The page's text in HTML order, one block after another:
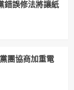
誤修法將讓紙
團協商加重電